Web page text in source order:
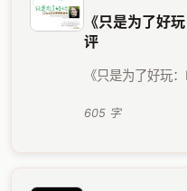
《只是为了好
评
《只是为了好玩
电出版社 2014年
605 字